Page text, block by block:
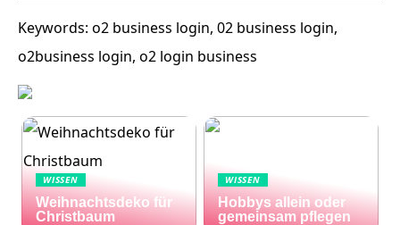
Keywords: o2 business login, 02 business login,
o2business login, o2 login business
WISSEN
Weihnachtsdeko für
Christbaum
WISSEN
Hobbys allein oder
gemeinsam pflegen